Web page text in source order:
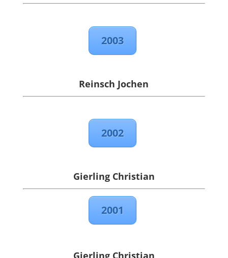
2003
Reinsch Jochen
2002
Gierling Christian
2001
Gierling Christian